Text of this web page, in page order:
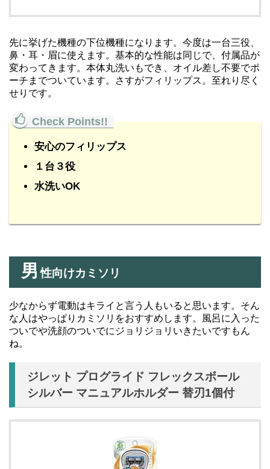
先に挙げた機種の下位機種になります。今度は一台三役、
鼻・耳・眉に使えます。基本的な性能は同じで、付属品が
変わってきます。本体丸洗いもでき、オイル差し不要でポ
ーチまでついています。さすがフィリップス。至れり尽く
せりです。
安心のフィリップス
１台３役
水洗いOK
男 性向けカミソリ
少なからず電動はキライと言う人もいると思います。そん
な人はやっぱりカミソリをおすすめします。風呂に入った
ついでや洗顔のついでにジョリジョリいきたいですもん
ね。
ジレット プログライド フレックスボール
シルバー マニュアルホルダー 替刃1個付